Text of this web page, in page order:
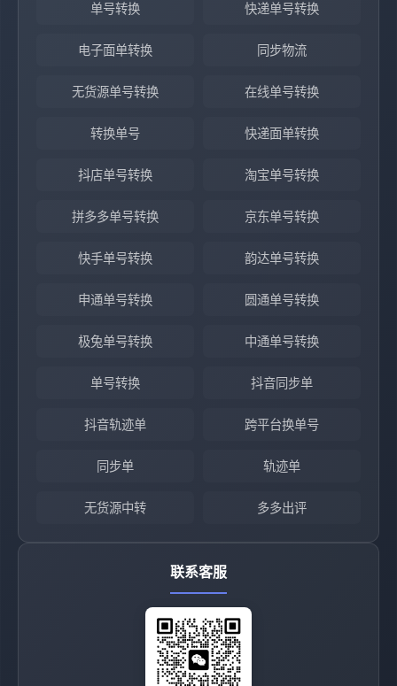
单号转换 快递单号转换
电子面单转换 同步物流
无货源单号转换 在线单号转换
转换单号 快递面单转换
抖店单号转换 淘宝单号转换
拼多多单号转换 京东单号转换
快手单号转换 韵达单号转换
申通单号转换 圆通单号转换
极兔单号转换 中通单号转换
单号转换 抖音同步单
抖音轨迹单 跨平台换单号
同步单 轨迹单
无货源中转 多多出评
联系客服